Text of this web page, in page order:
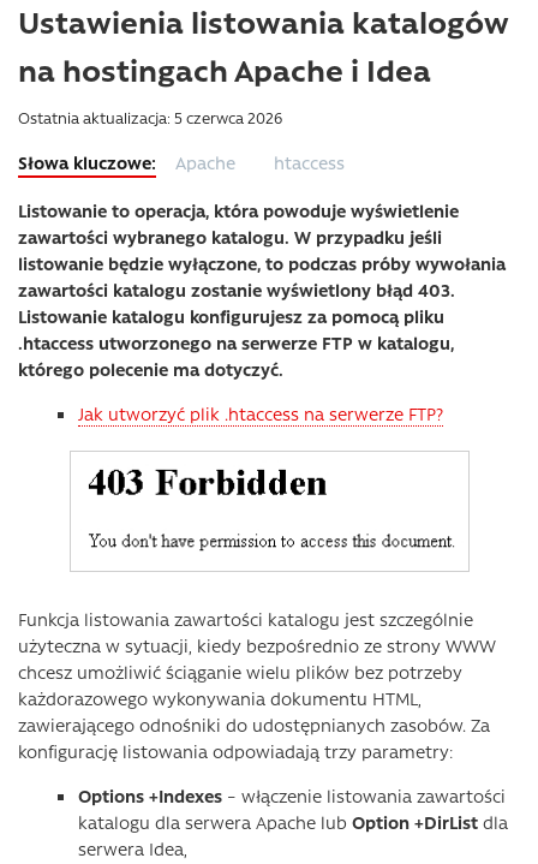
Ustawienia listowania katalogów
na hostingach Apache i Idea
Ostatnia aktualizacja: 5 czerwca 2026
Apache
htaccess
Listowanie to operacja, która powoduje wyświetlenie
zawartości wybranego katalogu. W przypadku jeśli
listowanie będzie wyłączone, to podczas próby wywołania
zawartości katalogu zostanie wyświetlony błąd 403.
Listowanie katalogu konfigurujesz za pomocą pliku
.htaccess utworzonego na serwerze FTP w katalogu,
którego polecenie ma dotyczyć.
Jak utworzyć plik .htaccess na serwerze FTP?
Funkcja listowania zawartości katalogu jest szczególnie
użyteczna w sytuacji, kiedy bezpośrednio ze strony WWW
chcesz umożliwić ściąganie wielu plików bez potrzeby
każdorazowego wykonywania dokumentu HTML,
zawierającego odnośniki do udostępnianych zasobów. Za
konfigurację listowania odpowiadają trzy parametry:
Options +Indexes – włączenie listowania zawartości
katalogu dla serwera Apache lub Option +DirList dla
serwera Idea,